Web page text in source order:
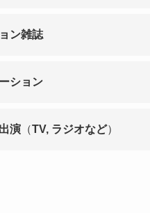
ン雑誌
ション
演 （TV, ラジオなど）